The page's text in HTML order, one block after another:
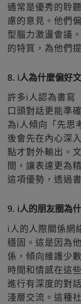
通常是優秀的聆
慮的意見。他們
型腦力激盪會議
的特質，為他們
8. i人為什麼偏好
許多i人認為書寫
口頭對話更能準
為i人傾向「先思
後會先在內心深
點才對外輸出。
間，讓表達更為
這項優勢，透過
9. i人的朋友圈為
i人的人際關係網
穩固。這是因為
係，傾向維護少
時間和情感在這
進行有深度的對
淺層交流。這種